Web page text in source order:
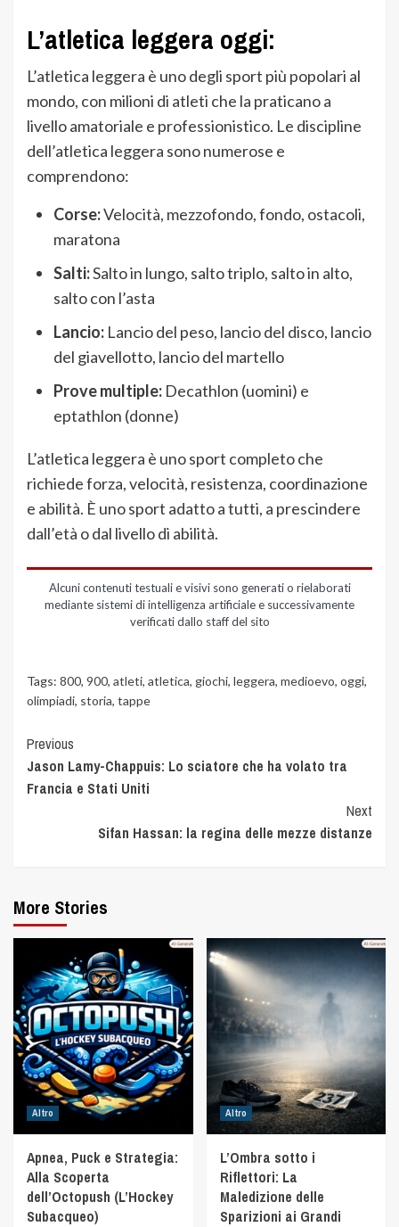
L’atletica leggera oggi:
L’atletica leggera è uno degli sport più popolari al
mondo, con milioni di atleti che la praticano a
livello amatoriale e professionistico. Le discipline
dell’atletica leggera sono numerose e
comprendono:
Corse:Velocità, mezzofondo, fondo, ostacoli,
maratona
Salti:Salto in lungo, salto triplo, salto in alto,
salto con l’asta
Lancio: Lancio del peso, lancio del disco, lancio
del giavellotto, lancio del martello
Prove multiple: Decathlon (uomini) e
eptathlon (donne)
L’atletica leggera è uno sport completo che
richiede forza, velocità, resistenza, coordinazione
e abilità. È uno sport adatto a tutti, a prescindere
dall’età o dal livello di abilità.
Alcuni contenuti testuali e visivi sono generati o rielaborati
mediante sistemi di intelligenza artificiale e successivamente
verificati dallo staff del sito
Tags: 800, 900, atleti, atletica, giochi, leggera, medioevo, oggi,
olimpiadi, storia, tappe
Previous
Jason Lamy-Chappuis: Lo sciatore che ha volato tra
Francia e Stati Uniti
Next
Sifan Hassan: la regina delle mezze distanze
More Stories
Altro
Apnea, Puck e Strategia:
Alla Scoperta
dell’Octopush (L’Hockey
Subacqueo)
Altro
L’Ombra sotto i
Riflettori: La
Maledizione delle
Sparizioni ai Grandi